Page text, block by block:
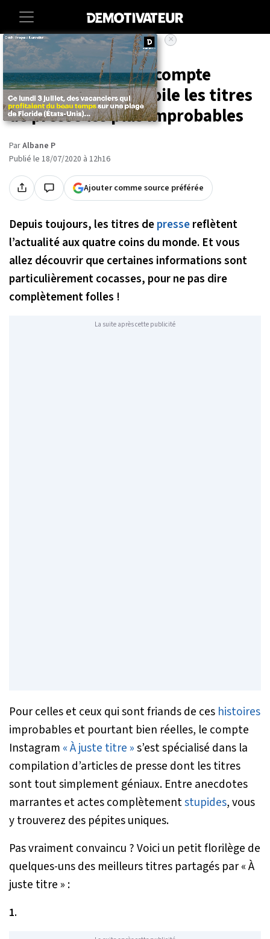
Accueil Societe Insolite
« À juste titre » : le compte
Instagram qui compile les titres
de presse les plus improbables
ParAlbane P
Publié le 18/07/2020 à 12h16
Ajouter comme source préférée
Depuis toujours, les titres depressereflètent
l’actualité aux quatre coins du monde. Et vous
allez découvrir que certaines informations sont
particulièrement cocasses, pour ne pas dire
complètement folles !
La suite après cette publicité
Pour celles et ceux qui sont friands de ces histoires
improbables et pourtant bien réelles, le compte
Instagram « À juste titre »s’est spécialisé dans la
compilation d’articles de presse dont les titres
sont tout simplement géniaux. Entre anecdotes
marrantes et actes complètementstupides, vous
y trouverez des pépites uniques.
Pas vraiment convaincu ? Voici un petit florilège de
quelques-uns des meilleurs titres partagés par « À
juste titre » :
1.
×